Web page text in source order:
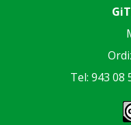
Tel: 943 08